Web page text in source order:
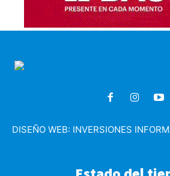
DISEÑO WEB: INVERSIONES